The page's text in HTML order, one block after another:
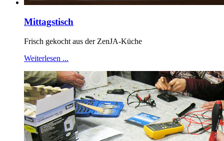
Mittagstisch
Frisch gekocht aus der ZenJA-Küche
Weiterlesen ...